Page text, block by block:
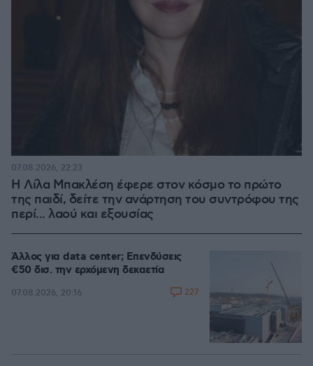
Η Λίλα Μπακλέση έφερε στον κόσμο το πρώτο
της παιδί, δείτε την ανάρτηση του συντρόφου της
περί... λαού και εξουσίας
07.08.2026, 22:23
Άλλος για data center; Επενδύσεις
€50 δισ. την ερχόμενη δεκαετία
07.08.2026, 20:16 227